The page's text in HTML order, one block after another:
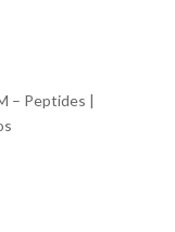
– Peptides |